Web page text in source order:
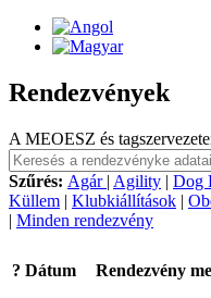
Rendezvények
A MEOESZ és
Szűrés: Agár | Agility | Dog
Küllem | Klubkiállítások |
| Minden rendezvény
? Dátum Rendezvény